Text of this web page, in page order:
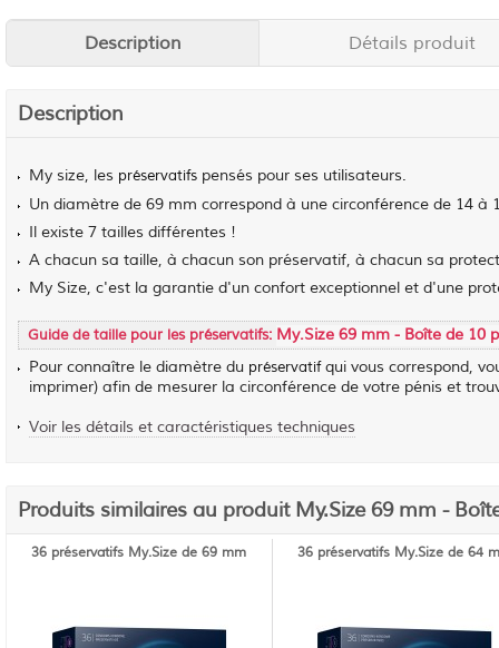
Description Détails produit
Description
My size, les préservatifs pensés pour ses utilisateurs.
Un diamètre de 69 mm correspond à une circonférence de 14 à
Il existe 7 tailles différentes !
A chacun sa taille, à chacun son préservatif, à chacun sa
My Size, c'est la garantie d'un confort exceptionnel et d'une
Guide de taille pour les préservatifs: My.Size 69 mm - Boîte de 10
Pour connaître le diamètre du préservatifqui vous correspond,
imprimer) afin de mesurer la circonférence de votre pénis et
Voir les détails et caractéristiques techniques
Produits similaires au produit My.Size 69 mm -
36 préservatifs My.Size de 69 mm 36 préservatifs My.Size de 64